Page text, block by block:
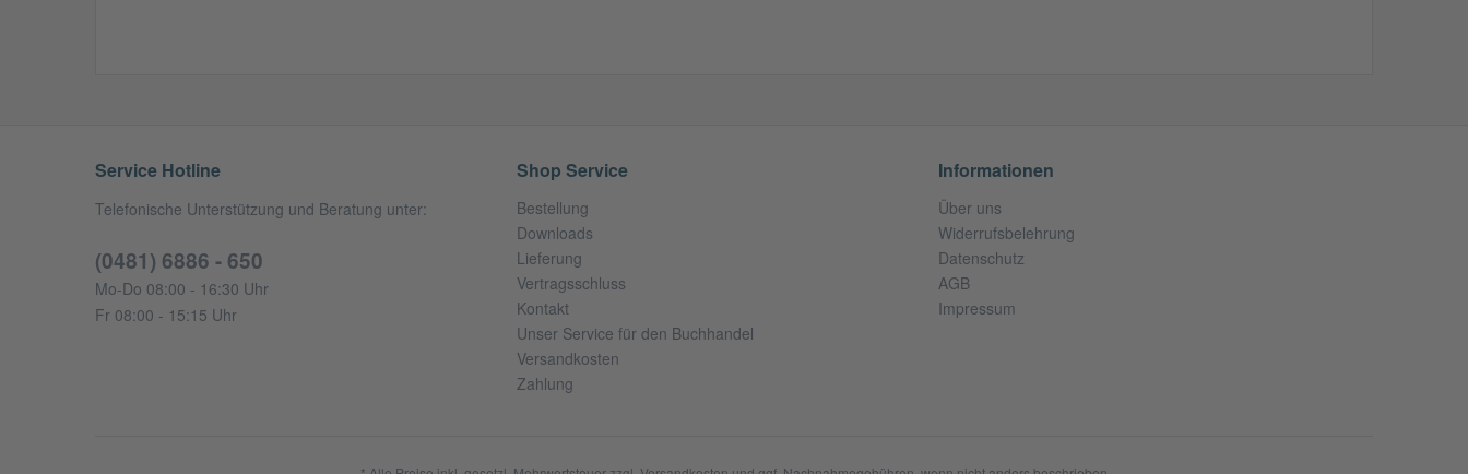
Service Hotline
Telefonische Unterstützung und Beratung unter:
(0481) 6886 - 650
Mo-Do 08:00 - 16:30 Uhr
Fr 08:00 - 15:15 Uhr
Shop Service
Bestellung
Downloads
Lieferung
Vertragsschluss
Kontakt
Unser Service für den Buchhandel
Versandkosten
Zahlung
Informationen
Über uns
Widerrufsbelehrung
Datenschutz
AGB
Impressum